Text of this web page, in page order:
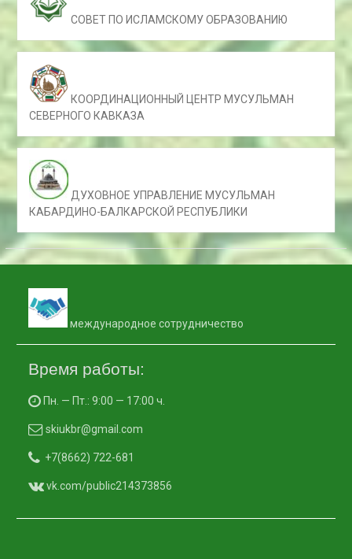
СОВЕТ ПО ИСЛАМСКОМУ ОБРАЗОВАНИЮ
КООРДИНАЦИОННЫЙ ЦЕНТР МУСУЛЬМАН
СЕВЕРНОГО КАВКАЗА
ДУХОВНОЕ УПРАВЛЕНИЕ МУСУЛЬМАН
КАБАРДИНО-БАЛКАРСКОЙ РЕСПУБЛИКИ
международное сотрудничество
Время работы:
Пн. — Пт.: 9:00 — 17:00 ч.
skiukbr@gmail.com
+7(8662) 722-681
vk.com/public214373856